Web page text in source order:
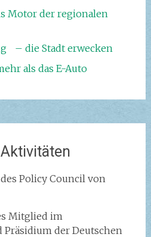
Motor der regionalen
– die Stadt erwecken
als das E-Auto
Policy Council von
Mitglied im
Präsidium der Deutschen